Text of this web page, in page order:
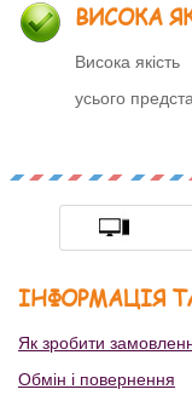
ВИСОКА
Висока якість
усього
ІНФОРМАЦІЯ
Як зробити
Обмін і повернення